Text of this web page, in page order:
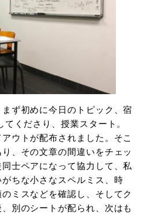
ず初めに今日のトピック、宿
くださり、授業スタート。
ウトが配布されました。そこ
、その文章の間違いをチェッ
士ペアになって協力して、私
ちな小さなスペルミス、時
ミスなどを確認し、そしてク
別のシートが配られ、次はも